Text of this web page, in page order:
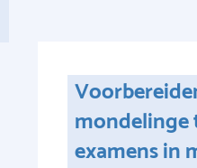
mondelinge
examens in